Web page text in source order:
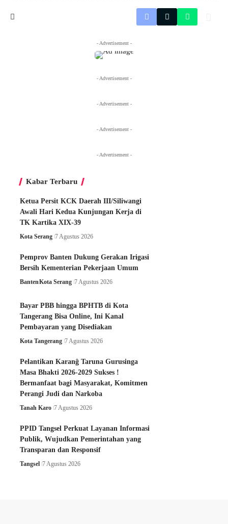
- Advertisement -
- Advertisement -
- Advertisement -
- Advertisement -
- Advertisement -
Kabar Terbaru
Ketua Persit KCK Daerah III/Siliwangi
Awali Hari Kedua Kunjungan Kerja di
TK Kartika XIX-39
Kota Serang 7 Agustus 2026
Pemprov Banten Dukung Gerakan Irigasi
Bersih Kementerian Pekerjaan Umum
BantenKota Serang 7 Agustus 2026
Bayar PBB hingga BPHTB di Kota
Tangerang Bisa Online, Ini Kanal
Pembayaran yang Disediakan
Kota Tangerang 7 Agustus 2026
Pelantikan Karanĝ Taruna Gurusinga
Masa Bhakti 2026-2029 Sukses !
Bermanfaat bagi Masyarakat, Komitmen
Perangi Judi dan Narkoba
Tanah Karo 7 Agustus 2026
PPID Tangsel Perkuat Layanan Informasi
Publik, Wujudkan Pemerintahan yang
Transparan dan Responsif
Tangsel 7 Agustus 2026